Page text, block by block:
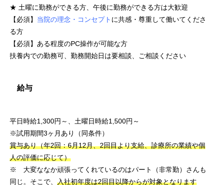
★ 土曜に勤務ができる方、午後に勤務ができる方は大歓迎
【必須】 当院の理念・コンセプト に共感・尊重して働いてくださ
る方
【必須】ある程度のPC操作が可能な方
扶養内での勤務可、勤務開始日は要相談、ご相談ください
給与
平日時給1,300円～、土曜日時給1,500円～
※試用期間3ヶ月あり（同条件）
賞与あり（年2回：6月12月、2回目より支給、診療所の業績や個
人の評価に応じて）
※ 大変ななか頑張ってくれているのはパート（非常勤）さんも
同じ。そこで、 入社初年度は2回目以降からが対象となります